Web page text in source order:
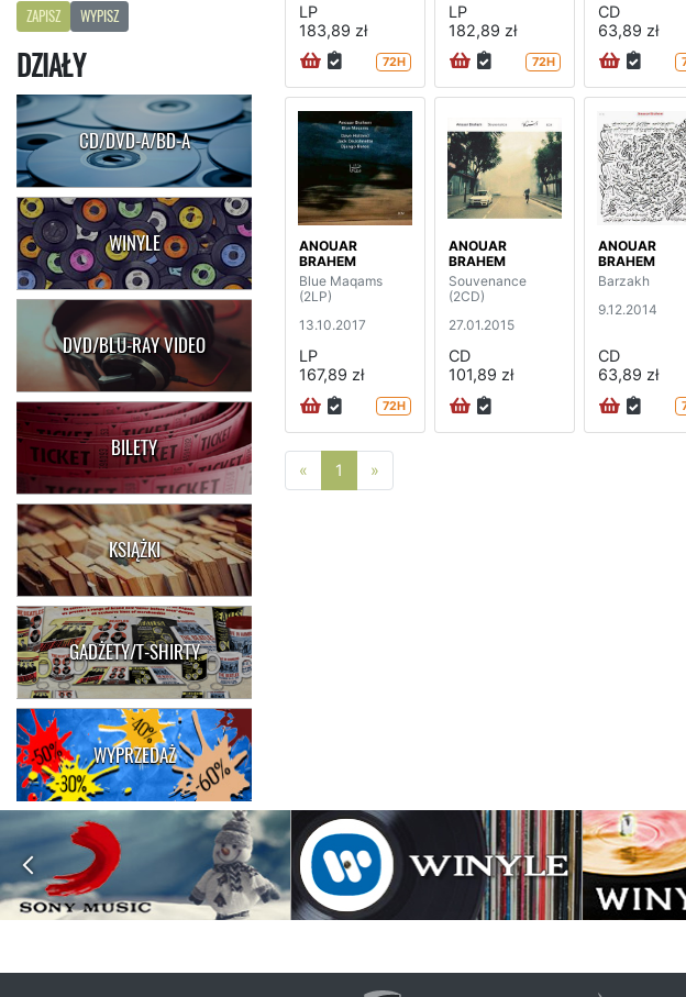
ZAPISZ WYPISZ
DZIAŁY
CD/DVD-A/BD-A
WINYLE
DVD/BLU-RAY VIDEO
BILETY
KSIĄŻKI
GADŻETY/T-SHIRTY
WYPRZEDAŻ
LP
183,89 zł
72H
LP
182,89 zł
72H
CD
63,89 zł
ANOUAR
BRAHEM
Blue Maqams
(2LP)
13.10.2017
LP
167,89 zł
72H
ANOUAR
BRAHEM
Souvenance
(2CD)
27.01.2015
CD
101,89 zł
ANOUAR
BRAHEM
Barzakh
9.12.2014
CD
63,89 zł
« Poprzednia strona
1 »